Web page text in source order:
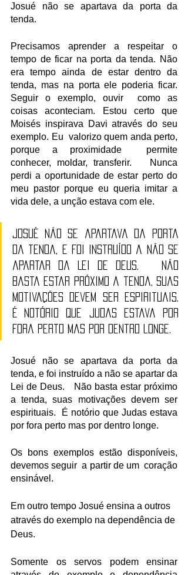
Josué não se apartava da porta da
tenda.
Precisamos aprender a respeitar o
tempo de ficar na porta da tenda. Não
era tempo ainda de estar dentro da
tenda, mas na porta ele poderia ficar.
Seguir o exemplo, ouvir  como as
coisas aconteciam. Estou certo que
Moisés inspirava Davi através do seu
exemplo. Eu  valorizo quem anda perto,
porque a proximidade  permite
conhecer, moldar, transferir.   Nunca
perdi a oportunidade de estar perto do
meu pastor porque eu queria imitar a
vida dele, a unção estava com ele.
Josué não se apartava da porta
da tenda, e foi instruído a não se
apartar da Lei de Deus.   Não
basta estar próximo a tenda, suas
motivações devem ser espirituais.
É notório que Judas estava por
fora perto mas por dentro longe.
Josué não se apartava da porta da
tenda, e foi instruído a não se apartar da
Lei de Deus.   Não basta estar próximo
a tenda, suas motivações devem ser
espirituais.  É notório que Judas estava
por fora perto mas por dentro longe.
Os bons exemplos estão disponíveis,
devemos seguir  a partir de um  coração
ensinável.
Em outro tempo Josué ensina a outros
através do exemplo na dependência de
Deus.
Somente os servos podem ensinar